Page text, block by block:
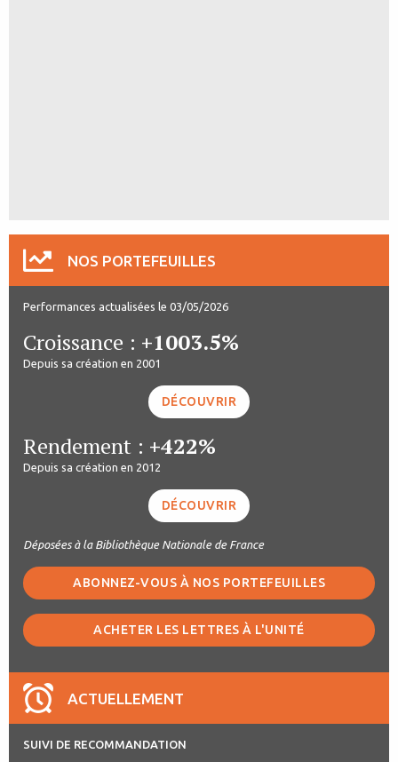
NOS PORTEFEUILLES
Performances actualisées le 03/05/2026
Croissance : +1003.5%
Depuis sa création en 2001
DÉCOUVRIR
Rendement : +422%
Depuis sa création en 2012
DÉCOUVRIR
Déposées à la Bibliothèque Nationale de France
ABONNEZ-VOUS À NOS PORTEFEUILLES
ACHETER LES LETTRES À L'UNITÉ
ACTUELLEMENT
SUIVI DE RECOMMANDATION